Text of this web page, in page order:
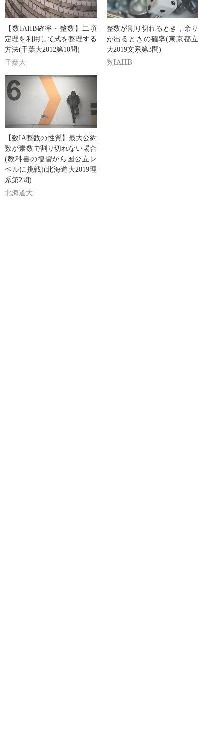
【数IAIIB確率・整数】二項
定理を利用して式を整理する
方法(千葉大2012第10問)
千葉大
整数が割り切れるとき，余り
が出るときの確率(東京都立
大2019文系第3問)
数IAIIB
【数IA整数の性質】最大公約
数が素数で割り切れない場合
(教科書の復習から国公立レ
ベルに挑戦)(北海道大2019理
系第2問)
北海道大